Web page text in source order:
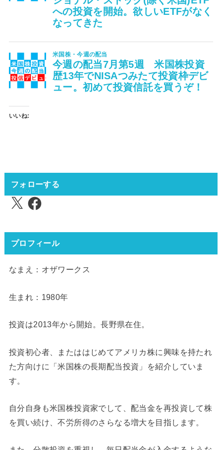
いいね:
フォローする
X Facebook
プロフィール
なまえ：オザワークス
生まれ：1980年
投資は2013年から開始。長野県在住。
投資初心者、またははじめてアメリカ株に興味を持たれ
た方向けに「米国株の長期配当投資」を紹介していま
す。
自分自身も米国株投資家でして、配当金を再投資して株
を買い続け、不労所得のさらなる増大を目指します。